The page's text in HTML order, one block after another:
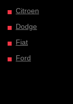
Citroen
Dodge
Fiat
Ford